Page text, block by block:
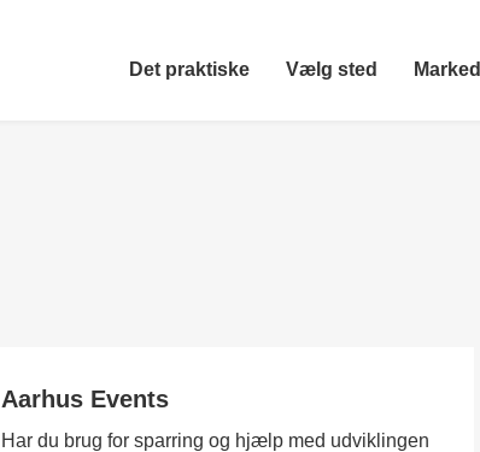
Det praktiske Vælg sted
Aarhus Events
Har du brug for sparring og hjælp med udviklingen